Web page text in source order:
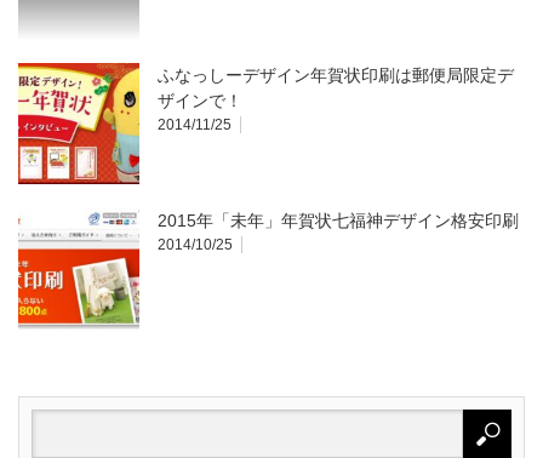
ふなっしーデザイン年賀状印刷は郵便局限定デ
ザインで！
2014/11/25
2015年「未年」年賀状七福神デザイン格安印刷
2014/10/25